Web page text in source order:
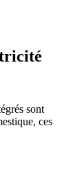
sont
ces